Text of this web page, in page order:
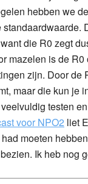
hebben we
standaardwaarde.
die R0 zegt
mazelen is de
zijn. Door de
maar die kun je
testen
voor NPO2 liet
moeten
Ik heb nog